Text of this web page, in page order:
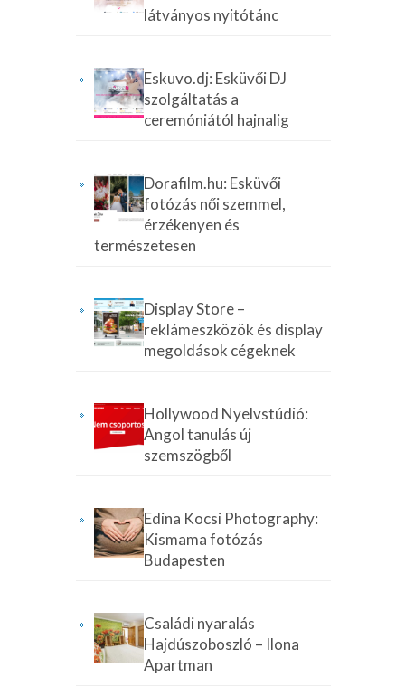
látványos nyitótánc
Eskuvo.dj: Esküvői DJ
szolgáltatás a
ceremóniától hajnalig
Dorafilm.hu: Esküvői
fotózás női szemmel,
érzékenyen és
természetesen
Display Store –
reklámeszközök és display
megoldások cégeknek
Hollywood Nyelvstúdió:
Angol tanulás új
szemszögből
Edina Kocsi Photography:
Kismama fotózás
Budapesten
Családi nyaralás
Hajdúszoboszló – Ilona
Apartman